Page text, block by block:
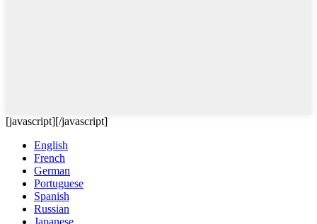
[javascript][/javascript]
English
French
German
Portuguese
Spanish
Russian